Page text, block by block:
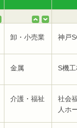
卸・小売業 神戸
金属 S機
介護・福祉
社会
人ホ